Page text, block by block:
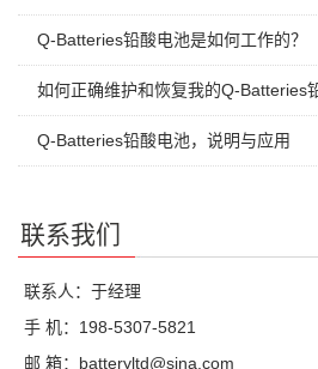
Q-Batteries铅酸电池是如何工作的？
如何正确维护和恢复我的Q-Batteries
Q-Batteries铅酸电池，说明与应用
联系我们
联系人：于经理
手 机：198-5307-5821
邮 箱：batteryltd@sina.com